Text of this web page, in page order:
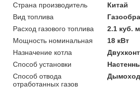
Страна производитель
Китай
Вид топлива
Расход газового топлива
2.1 куб.
Мощность номинальная
18 кВт
Назначение котла
Способ установки
Способ отвода
отработанных газов
Дымоход